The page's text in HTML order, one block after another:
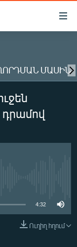
ՄԱՍԻՆ
դրամով
4:32
Ուղիղ հղում